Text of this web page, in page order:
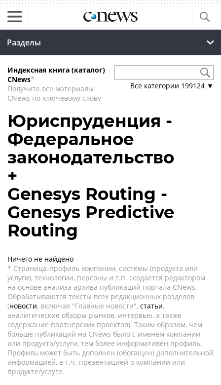
Разделы
Индексная книга (каталог)
CNews*
Получите все материалы
CNews по ключевому слову
Все категории 199124 ▼
Юриспруденция -
Федеральное
законодательство
+
Genesys Routing -
Genesys Predictive
Routing
Ничего не найдено
* Страница-профиль компании, системы (продукта или
услуги), технологии, персоны и т.п. создается редактором
на основе анализа архива публикаций портала CNews.
Обрабатываются тексты всех редакционных разделов
(новости, включая "Главные новости", статьи,
аналитические обзоры рынков, интервью, а также
содержание партнёрских проектов). Таким образом, чем
больше публикаций на CNews было с именем компании
или продукта/услуги, тем более информативен профиль.
Профиль может быть дополнен (обогащен) дополнительной
информацией, в т.ч. презентацией о компании или
продукте/услуге.